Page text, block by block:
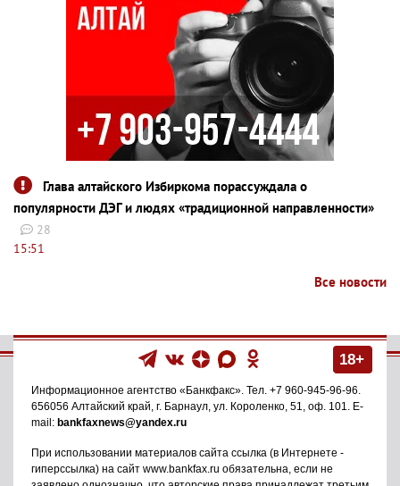
Глава алтайского Избиркома порассуждала о
популярности ДЭГ и людях «традиционной направленности»
28
15:51
Все новости
18+
Информационное агентство «Банкфакс». Тел. +7 960-945-96-96.
656056 Алтайский край, г. Барнаул, ул. Короленко, 51, оф. 101. E-
mail: bankfaxnews@yandex.ru
При использовании материалов сайта ссылка (в Интернете -
гиперссылка) на сайт www.bankfax.ru обязательна, если не